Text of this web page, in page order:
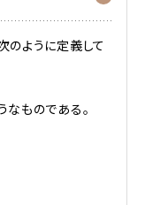
のように定義して
なものである。